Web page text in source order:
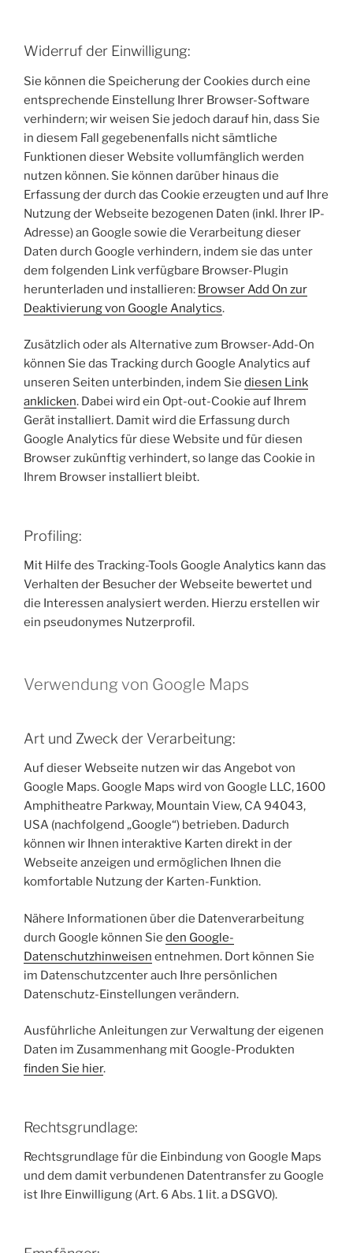
Widerruf der Einwilligung:
Sie können die Speicherung der Cookies durch eine
entsprechende Einstellung Ihrer Browser-Software
verhindern; wir weisen Sie jedoch darauf hin, dass Sie
in diesem Fall gegebenenfalls nicht sämtliche
Funktionen dieser Website vollumfänglich werden
nutzen können. Sie können darüber hinaus die
Erfassung der durch das Cookie erzeugten und auf Ihre
Nutzung der Webseite bezogenen Daten (inkl. Ihrer IP-
Adresse) an Google sowie die Verarbeitung dieser
Daten durch Google verhindern, indem sie das unter
dem folgenden Link verfügbare Browser-Plugin
herunterladen und installieren: Browser Add On zur
Deaktivierung von Google Analytics.
Zusätzlich oder als Alternative zum Browser-Add-On
können Sie das Tracking durch Google Analytics auf
unseren Seiten unterbinden, indem Sie diesen Link
anklicken. Dabei wird ein Opt-out-Cookie auf Ihrem
Gerät installiert. Damit wird die Erfassung durch
Google Analytics für diese Website und für diesen
Browser zukünftig verhindert, so lange das Cookie in
Ihrem Browser installiert bleibt.
Profiling:
Mit Hilfe des Tracking-Tools Google Analytics kann das
Verhalten der Besucher der Webseite bewertet und
die Interessen analysiert werden. Hierzu erstellen wir
ein pseudonymes Nutzerprofil.
Verwendung von Google Maps
Art und Zweck der Verarbeitung:
Auf dieser Webseite nutzen wir das Angebot von
Google Maps. Google Maps wird von Google LLC, 1600
Amphitheatre Parkway, Mountain View, CA 94043,
USA (nachfolgend „Google“) betrieben. Dadurch
können wir Ihnen interaktive Karten direkt in der
Webseite anzeigen und ermöglichen Ihnen die
komfortable Nutzung der Karten-Funktion.
Nähere Informationen über die Datenverarbeitung
durch Google können Sie den Google-
Datenschutzhinweisen entnehmen. Dort können Sie
im Datenschutzcenter auch Ihre persönlichen
Datenschutz-Einstellungen verändern.
Ausführliche Anleitungen zur Verwaltung der eigenen
Daten im Zusammenhang mit Google-Produkten
finden Sie hier.
Rechtsgrundlage:
Rechtsgrundlage für die Einbindung von Google Maps
und dem damit verbundenen Datentransfer zu Google
ist Ihre Einwilligung (Art. 6 Abs. 1 lit. a DSGVO).